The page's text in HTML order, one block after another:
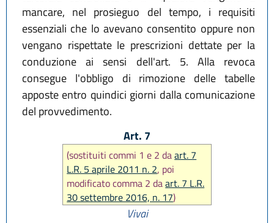
mancare, nel prosieguo del tempo, i requisiti
essenziali che lo avevano consentito oppure non
vengano rispettate le prescrizioni dettate per la
conduzione ai sensi dell'art. 5. Alla revoca
consegue l'obbligo di rimozione delle tabelle
apposte entro quindici giorni dalla comunicazione
del provvedimento.
Art. 7
(sostituiti commi 1 e 2 daart. 7
L.R. 5 aprile 2011 n. 2, poi
modificato comma 2 daart. 7 L.R.
30 settembre 2016, n. 17)
Vivai